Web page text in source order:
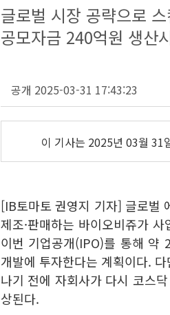
글로벌 시장 공략으로
공모자금 240억원 생산
공개 2025-03-31 17:43:23
이 기사는 2025년 03월 31
[IB토마토 권영지 기자] 글로벌
제조·판매하는 바이오비쥬가
이번 기업공개(IPO)를 통해 약
개발에 투자한다는 계획이다. 다
나기 전에 자회사가 다시 코스
상된다.